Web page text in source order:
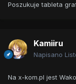
Poszukuje tableta
Kamiiru
Napisano
Na x-kom.pl jest